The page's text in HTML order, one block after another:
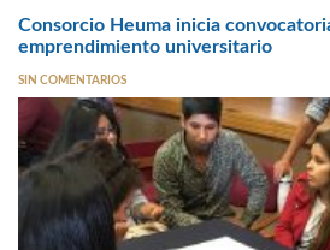
Consorcio Heuma inicia
emprendimiento universitario
SIN COMENTARIOS